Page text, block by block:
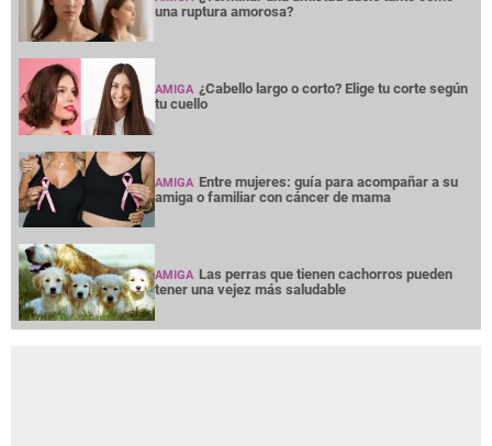
una ruptura amorosa?
AMIGA ¿Cabello largo o corto? Elige tu corte según
tu cuello
AMIGA Entre mujeres: guía para acompañar a su
amiga o familiar con cáncer de mama
AMIGA Las perras que tienen cachorros pueden
tener una vejez más saludable